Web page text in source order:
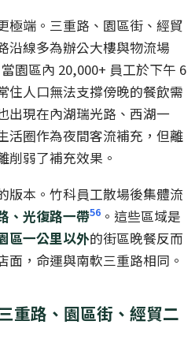
極端。三重路、園區街、經貿
沿線多為辦公大樓與物流場
園區內 20,000+ 員工於下午 6
住人口無法支撐傍晚的餐飲需
出現在內湖瑞光路、西湖一
活圈作為夜間客流補充，但離
削弱了補充效果。
版本。竹科員工散場後集體流
、光復路一帶56 。這些區域是
區一公里以外的街區晚餐反而
面，命運與南軟三重路相同。
重路、園區街、經貿二